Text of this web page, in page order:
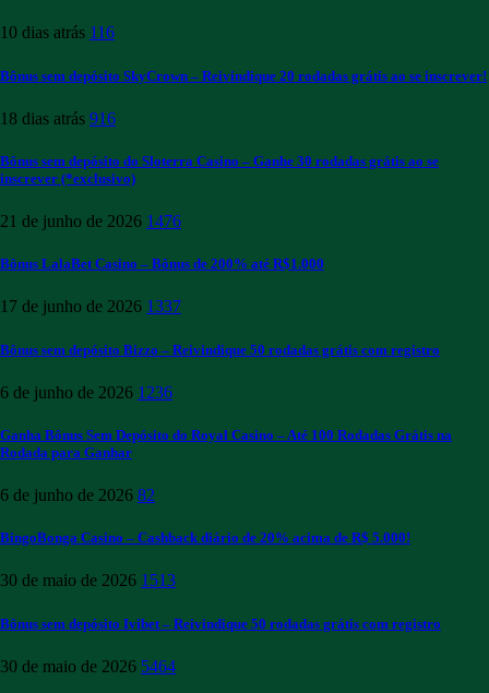
10 dias atrás 116
Bônus sem depósito SkyCrown – Reivindique 20 rodadas grátis ao se inscrever!
18 dias atrás 916
Bônus sem depósito do Sloterra Casino – Ganhe 30 rodadas grátis ao se
inscrever (*exclusivo)
21 de junho de 2026 1476
Bônus LalaBet Casino – Bônus de 200% até R$1.000
17 de junho de 2026 1337
Bônus sem depósito Bizzo – Reivindique 50 rodadas grátis com registro
6 de junho de 2026 1236
Ganha Bônus Sem Depósito do Royal Casino – Até 100 Rodadas Grátis na
Rodada para Ganhar
6 de junho de 2026 82
BingoBonga Casino – Cashback diário de 20% acima de R$ 5.000!
30 de maio de 2026 1513
Bônus sem depósito Ivibet – Reivindique 50 rodadas grátis com registro
30 de maio de 2026 5464